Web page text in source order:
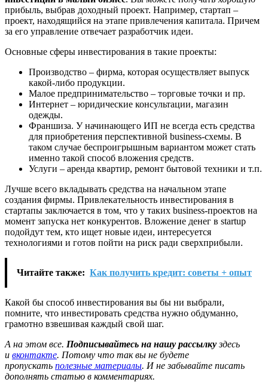
прибыль, выбрав доходный проект. Например, стартап –
проект, находящийся на этапе привлечения капитала. Причем
за его управление отвечает разработчик идеи.
Основные сферы инвестирования в такие проекты:
Производство – фирма, которая осуществляет выпуск
какой-либо продукции.
Малое предпринимательство – торговые точки и пр.
Интернет – юридические консультации, магазин
одежды.
Франшиза. У начинающего ИП не всегда есть средства
для приобретения перспективной business-схемы. В
таком случае беспроигрышным вариантом может стать
именно такой способ вложения средств.
Услуги – аренда квартир, ремонт бытовой техники и т.п.
Лучше всего вкладывать средства на начальном этапе
создания фирмы. Привлекательность инвестирования в
стартапы заключается в том, что у таких business-проектов на
момент запуска нет конкурентов. Вложение денег в startup
подойдут тем, кто ищет новые идеи, интересуется
технологиями и готов пойти на риск ради сверхприбыли.
Читайте также: Как получить кредит: советы + опыт
Какой бы способ инвестирования вы бы ни выбрали,
помните, что инвестировать средства нужно обдуманно,
грамотно взвешивая каждый свой шаг.
А на этом все. Подписывайтесь на нашу рассылкуздесь
и вконтакте. Потому что так вы не будете
пропускать полезные материалы. И не забывайте писать
дополнять статью в комментариях.